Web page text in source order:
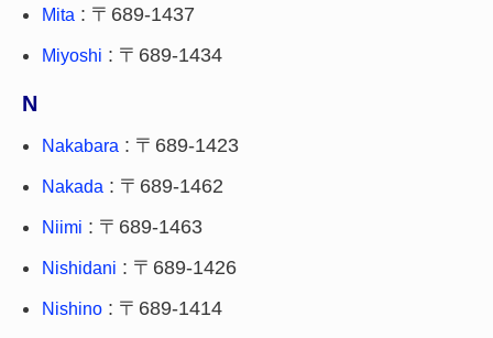
Mita : 〒689-1437
Miyoshi : 〒689-1434
N
Nakabara : 〒689-1423
Nakada : 〒689-1462
Niimi : 〒689-1463
Nishidani : 〒689-1426
Nishino : 〒689-1414